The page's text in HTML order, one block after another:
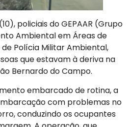
policiais do GEPAAR (Grupo
Ambiental em Áreas de
de Polícia Militar Ambiental,
que estavam à deriva na
Bernardo do Campo.
embarcado de rotina, a
com problemas no
conduzindo os ocupantes